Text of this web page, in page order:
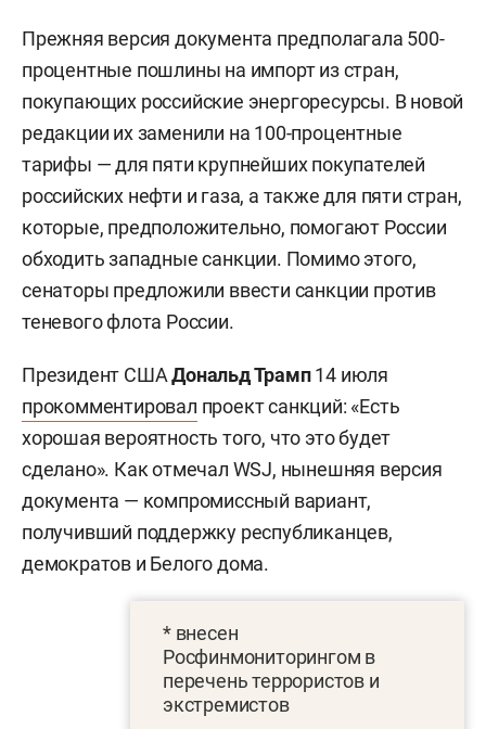
Прежняя версия документа предполагала 500-
процентные пошлины на импорт из стран,
покупающих российские энергоресурсы. В новой
редакции их заменили на 100-процентные
тарифы — для пяти крупнейших покупателей
российских нефти и газа, а также для пяти стран,
которые, предположительно, помогают России
обходить западные санкции. Помимо этого,
сенаторы предложили ввести санкции против
теневого флота России.
Президент СШАДональд Трамп14 июля
прокомментировал проект санкций: «Есть
хорошая вероятность того, что это будет
сделано». Как отмечал WSJ, нынешняя версия
документа — компромиссный вариант,
получивший поддержку республиканцев,
демократов и Белого дома.
* внесен
Росфинмониторингом в
перечень террористов и
экстремистов